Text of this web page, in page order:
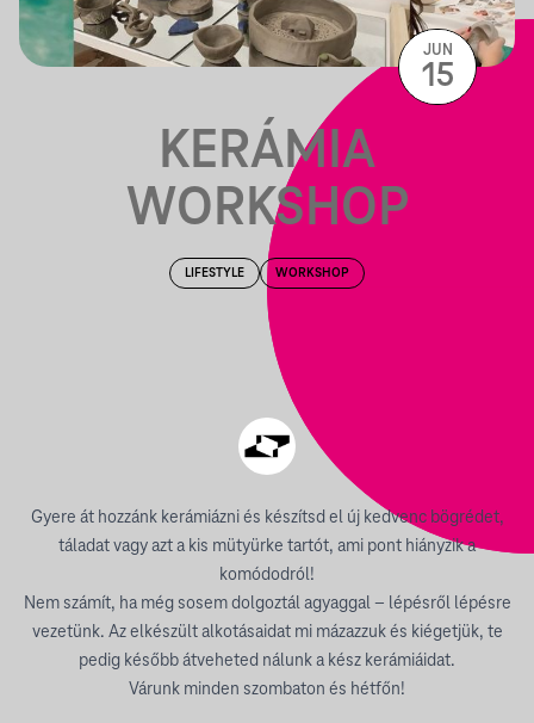
KERÁMIA
WORKSHOP
LIFESTYLE WORKSHOP
Gyere át hozzánk kerámiázni és készítsd el új kedvenc bögrédet,
táladat vagy azt a kis mütyürke tartót, ami pont hiányzik a
komódodról!
Nem számít, ha még sosem dolgoztál agyaggal – lépésről lépésre
vezetünk. Az elkészült alkotásaidat mi mázazzuk és kiégetjük, te
pedig később átveheted nálunk a kész kerámiáidat.
Várunk minden szombaton és hétfőn!
JUN
15